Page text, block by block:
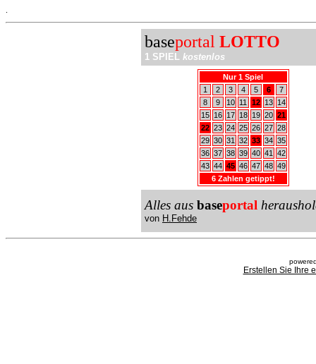
baseportal LOTTO
1 SPIEL kostenlos
Nur 1 Spiel
1
2 3 4 5 6
7
8
9 10 11 12 13
14
15
16 17 18 19 20 21
22 23 24 25 26 27 28
29 30 31 32 33 34 35
36 37 38 39 40 41
42
43 44 45 46 47 48 49
6 Zahlen getippt!
Alles aus baseportal
von H.Fehde
Erstellen Sie Ihre